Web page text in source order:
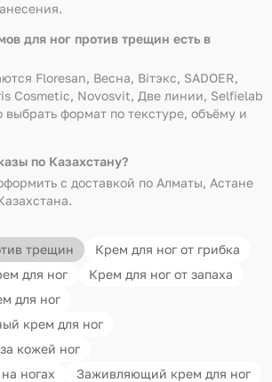
для ног против трещин есть в
Floresan, Весна, Вiтэкс, SADOER,
Cosmetic, Novosvit, Две линии, Selfielab
формат по текстуре, объёму и
по Казахстану?
с доставкой по Алматы, Астане
трещин
Крем для ног от грибка
для ног
Крем для ног от запаха
для ног
крем для ног
кожей ног
ногах
Заживляющий крем для ног